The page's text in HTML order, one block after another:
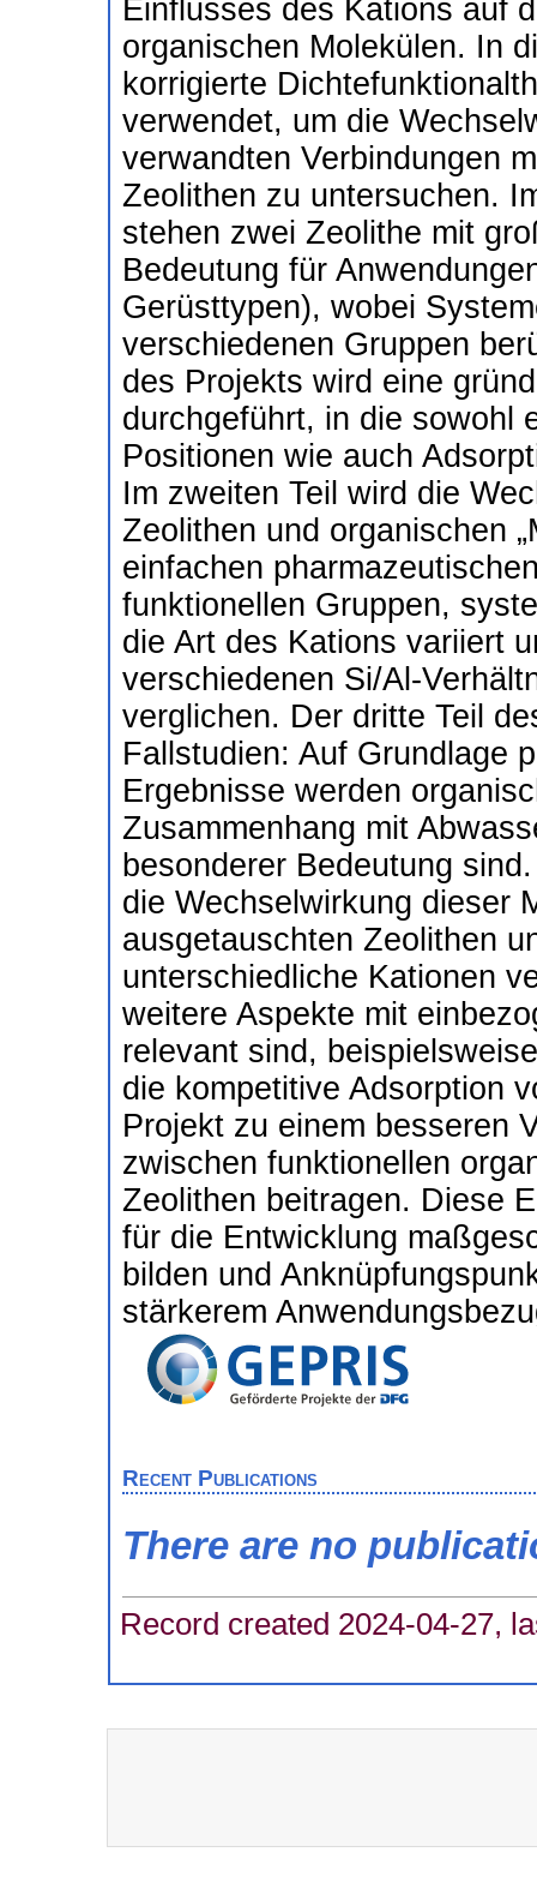
Einflusses des Kations auf
organischen Molekülen. In
korrigierte
verwendet, um die
verwandten Verbindungen
Zeolithen zu untersuchen.
stehen zwei Zeolithe mit
Bedeutung für
Gerüsttypen), wobei
verschiedenen Gruppen
des Projekts wird eine
durchgeführt, in die sowohl
Positionen wie auch
Im zweiten Teil wird die
Zeolithen und organischen
einfachen
funktionellen Gruppen,
die Art des Kations variiert
verschiedenen Si/Al-
verglichen. Der dritte Teil
Fallstudien: Auf Grundlage
Ergebnisse werden
Zusammenhang mit
besonderer Bedeutung
die Wechselwirkung dieser
ausgetauschten Zeolithen
unterschiedliche Kationen
weitere Aspekte mit
relevant sind,
die kompetitive Adsorption
Projekt zu einem besseren
zwischen funktionellen
Zeolithen beitragen. Diese
für die Entwicklung
bilden und
stärkerem
Recent Publications
There are no
Record created 2024-04-27,